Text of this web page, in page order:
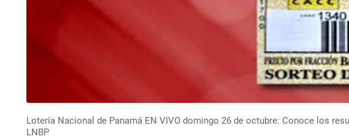
Lotería Nacional de Panamá EN VIVO domingo 26 de octubre: Conoce los
LNBP